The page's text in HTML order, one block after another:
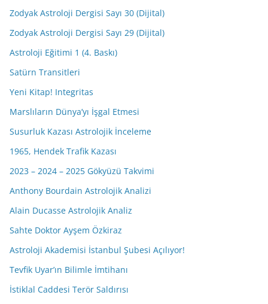
Zodyak Astroloji Dergisi Sayı 30 (Dijital)
Zodyak Astroloji Dergisi Sayı 29 (Dijital)
Astroloji Eğitimi 1 (4. Baskı)
Satürn Transitleri
Yeni Kitap! Integritas
Marslıların Dünya’yı İşgal Etmesi
Susurluk Kazası Astrolojik İnceleme
1965, Hendek Trafik Kazası
2023 – 2024 – 2025 Gökyüzü Takvimi
Anthony Bourdain Astrolojik Analizi
Alain Ducasse Astrolojik Analiz
Sahte Doktor Ayşem Özkiraz
Astroloji Akademisi İstanbul Şubesi Açılıyor!
Tevfik Uyar’ın Bilimle İmtihanı
İstiklal Caddesi Terör Saldırısı